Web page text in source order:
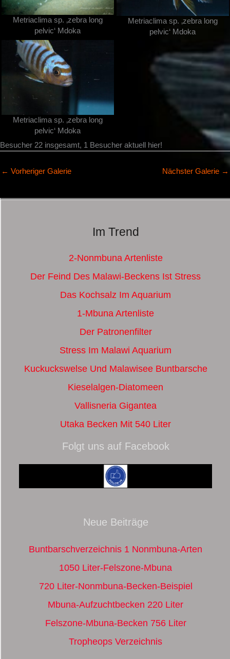
Metriaclima sp. ‚zebra long
pelvic‘ Mdoka
Metriaclima sp. ‚zebra long
pelvic‘ Mdoka
Metriaclima sp. ‚zebra long
pelvic‘ Mdoka
Besucher 22 insgesamt, 1 Besucher aktuell hier!
← Vorheriger Galerie Nächster Galerie →
Im Trend
2-Nonmbuna Artenliste
Der Feind Des Malawi-Beckens Ist Stress
Das Kochsalz Im Aquarium
1-Mbuna Artenliste
Der Patronenfilter
Stress Im Malawi Aquarium
Kuckuckswelse Und Malawisee Buntbarsche
Kieselalgen-Diatomeen
Vallisneria Gigantea
Utaka Becken Mit 540 Liter
Folgt uns auf Facebook
Neue Beiträge
Buntbarschverzeichnis 1 Nonmbuna-Arten
1050 Liter-Felszone-Mbuna
720 Liter-Nonmbuna-Becken-Beispiel
Mbuna-Aufzuchtbecken 220 Liter
Felszone-Mbuna-Becken 756 Liter
Tropheops Verzeichnis